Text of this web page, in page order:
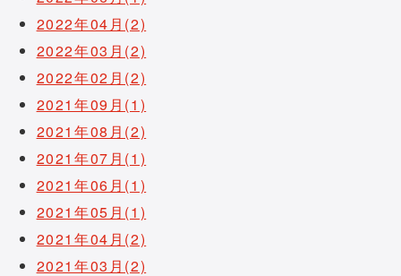
2022年04月(2)
2022年03月(2)
2022年02月(2)
2021年09月(1)
2021年08月(2)
2021年07月(1)
2021年06月(1)
2021年05月(1)
2021年04月(2)
2021年03月(2)